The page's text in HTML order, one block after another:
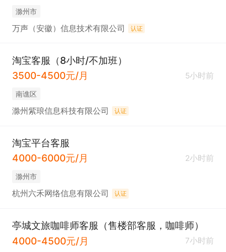
滁州市
万声（安徽）信息技术有限公司 认证
淘宝客服（8小时/不加班）
3500-4500元/月
5小时前
南谯区
滁州紫琅信息科技有限公司 认证
淘宝平台客服
4000-6000元/月
2小时前
滁州市
杭州六禾网络信息有限公司 认证
亭城文旅咖啡师客服（售楼部客服，咖啡师）
4000-4500元/月
7小时前